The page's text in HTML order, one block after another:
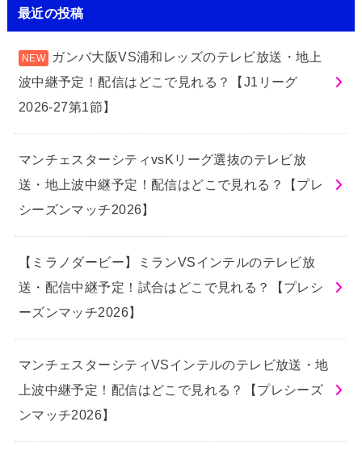
最近の投稿
ガンバ大阪VS浦和レッズのテレビ放送・地上
波中継予定！配信はどこで見れる？【J1リーグ
2026-27第1節】
マンチェスターシティvsKリーグ選抜のテレビ放
送・地上波中継予定！配信はどこで見れる？【プレ
シーズンマッチ2026】
【ミラノダービー】ミランVSインテルのテレビ放
送・配信中継予定！試合はどこで見れる？【プレシ
ーズンマッチ2026】
マンチェスターシティVSインテルのテレビ放送・地
上波中継予定！配信はどこで見れる？【プレシーズ
ンマッチ2026】